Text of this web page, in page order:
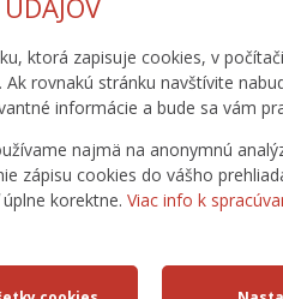
ktorá zapisuje cookies, v
Ak rovnakú stránku navštívite
informácie a bude sa vám
najmä na anonymnú
zápisu cookies do vášho
korektne. Viac info k